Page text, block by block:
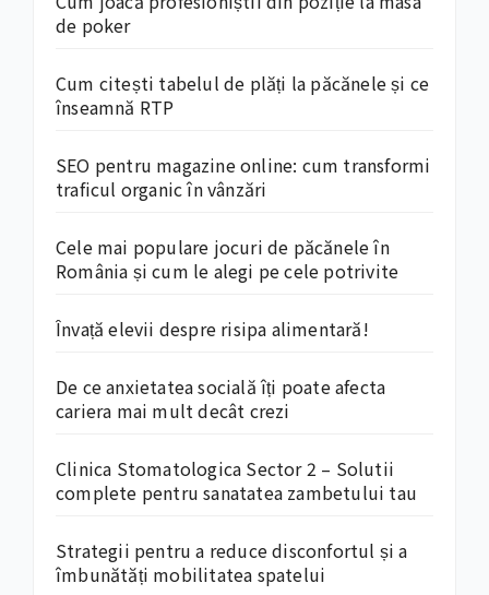
de poker
Cum citești tabelul de plăți la păcănele și ce
înseamnă RTP
SEO pentru magazine online: cum transformi
traficul organic în vânzări
Cele mai populare jocuri de păcănele în
România și cum le alegi pe cele potrivite
Învață elevii despre risipa alimentară!
De ce anxietatea socială îți poate afecta
cariera mai mult decât crezi
Clinica Stomatologica Sector 2 – Solutii
complete pentru sanatatea zambetului tau
Strategii pentru a reduce disconfortul și a
îmbunătăți mobilitatea spatelui